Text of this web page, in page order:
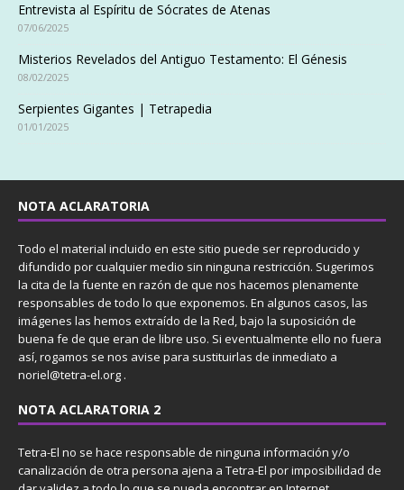
Entrevista al Espíritu de Sócrates de Atenas
07/06/2025
Misterios Revelados del Antiguo Testamento: El Génesis
08/02/2025
Serpientes Gigantes | Tetrapedia
01/01/2025
NOTA ACLARATORIA
Todo el material incluido en este sitio puede ser reproducido y
difundido por cualquier medio sin ninguna restricción. Sugerimos
la cita de la fuente en razón de que nos hacemos plenamente
responsables de todo lo que exponemos. En algunos casos, las
imágenes las hemos extraído de la Red, bajo la suposición de
buena fe de que eran de libre uso. Si eventualmente ello no fuera
así, rogamos se nos avise para sustituirlas de inmediato a
noriel@tetra-el.org .
NOTA ACLARATORIA 2
Tetra-El no se hace responsable de ninguna información y/o
canalización de otra persona ajena a Tetra-El por imposibilidad de